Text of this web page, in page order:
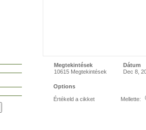
Megtekintések
Dátum
10615 Megtekintések
Dec 8,
Options
Értékeld a cikket Mellette: